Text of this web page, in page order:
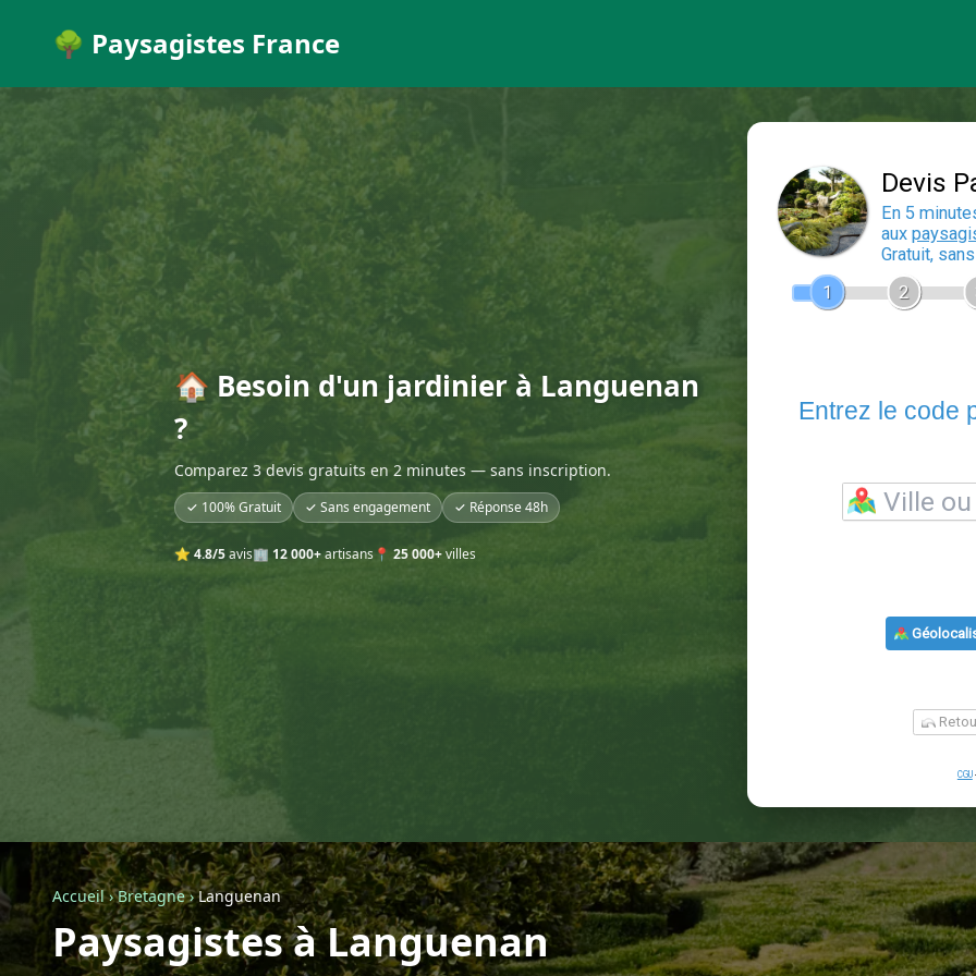
🌳 Paysagistes France
🏠 Besoin d'un jardinier à Languenan
?
Comparez 3 devis gratuits en 2 minutes — sans inscription.
✓ 100% Gratuit ✓ Sans engagement ✓ Réponse 48h
⭐ 4.8/5avis🏢 12 000+artisans 📍 25 000+villes
Accueil›Bretagne›Languenan
Paysagistes à Languenan